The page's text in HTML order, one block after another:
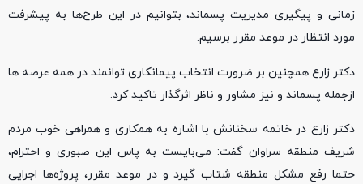
زمانی و پیگیری مدیریت پسماند، بتوانیم در این طرح‌ها به پیشرفت
مورد انتظار در موعد مقرر برسیم.
دکتر زارع همچنین بر ضرورت انتخاب پیمانکاری توانمند در همه عرصه ها
ازجمله پسماند و نیز مشاور و ناظر اثرگذار تاکید کرد.
دکتر زارع در خاتمه سخنانش با اشاره به همکاری و همراهی خوب مردم
شریف منطقه سراوان گفت: می‌بایست به پاس این صبوری و احترام،
حتما رفع مشکل منطقه شتاب گیرد و در موعد مقرر، پروژه‌ها اجرایی